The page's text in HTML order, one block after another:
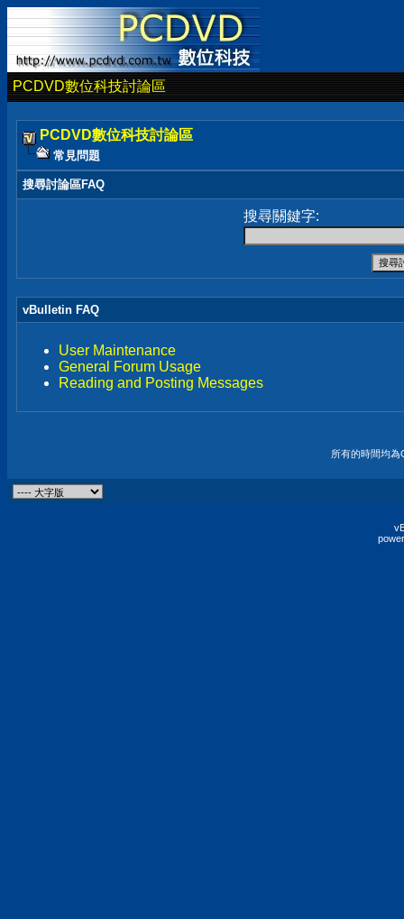
PCDVD數位科技討論區
PCDVD數位科技討論區
常見問題
搜尋討論區FAQ
搜尋關鍵字:
vBulletin FAQ
User Maintenance
General Forum Usage
Reading and Posting Messages
所有的時間均為